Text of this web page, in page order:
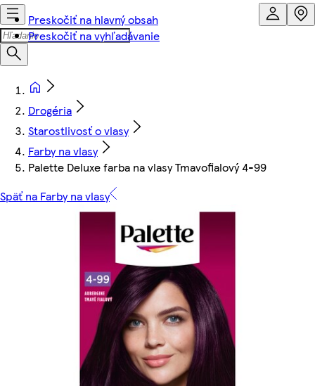
Preskočiť na hlavný obsah
Preskočiť na vyhľadávanie
Drogéria
Starostlivosť o vlasy
Farby na vlasy
Palette Deluxe farba na vlasy Tmavofialový 4-99
Späť na Farby na vlasy